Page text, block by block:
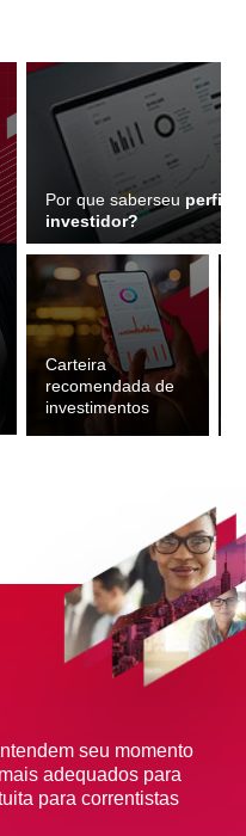
Por que saberseu perfil
investidor?
Carteira
recomendada de
investimentos
seu momento
adequados para
para correntistas